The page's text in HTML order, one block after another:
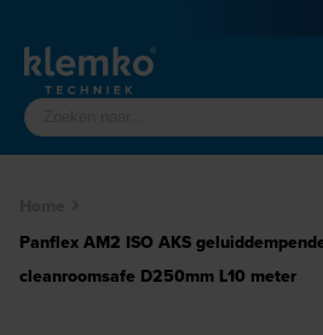
Panflex AM2 ISO AKS
cleanroomsafe D250mm L10 meter